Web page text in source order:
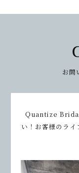
お問
Quantize Bridal
い！ お客様のライ